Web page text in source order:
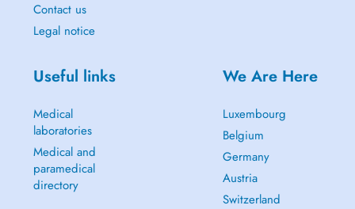
Contact us
Legal notice
Useful links
Medical
laboratories
Medical and
paramedical
directory
We Are Here
Luxembourg
Belgium
Germany
Austria
Switzerland